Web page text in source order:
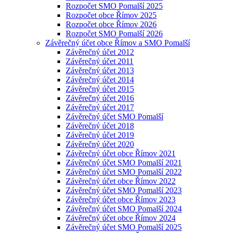
Rozpočet SMO Pomalší 2025
Rozpočet obce Římov 2025
Rozpočet obce Římov 2026
Rozpočet SMO Pomalší 2026
Závěrečný účet obce Římov a SMO Pomalší
Závěrečný účet 2012
Závěrečný účet 2011
Závěrečný účet 2013
Závěrečný účet 2014
Závěrečný účet 2015
Závěrečný účet 2016
Závěrečný účet 2017
Závěrečný účet SMO Pomalší
Závěrečný účet 2018
Závěrečný účet 2019
Závěrečný účet 2020
Závěrečný účet obce Římov 2021
Závěrečný účet SMO Pomalší 2021
Závěrečný účet SMO Pomalší 2022
Závěrečný účet obce Římov 2022
Závěrečný účet SMO Pomalší 2023
Závěrečný účet obce Římov 2023
Závěrečný účet SMO Pomalší 2024
Závěrečný účet obce Římov 2024
Závěrečný účet SMO Pomalší 2025